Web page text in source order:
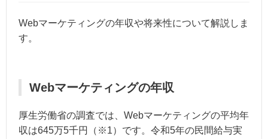
Webマーケティングの年収や将来性について解説しま
す。
Webマーケティングの年収
厚生労働省の調査では、Webマーケティングの平均年
収は645万5千円（※1）です。令和5年の民間給与実